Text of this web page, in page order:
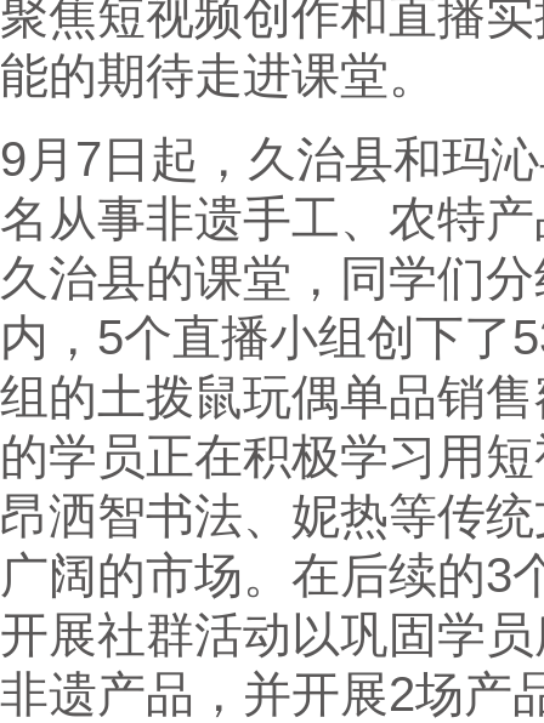
聚焦短视频创作和直播
能的期待走进课堂。
9月7日起，久治县和玛
名从事非遗手工、农特
久治县的课堂，同学们
内，5个直播小组创下了
组的土拨鼠玩偶单品销
的学员正在积极学习用
昂洒智书法、妮热等传
广阔的市场。在后续的3
开展社群活动以巩固学
非遗产品，并开展2场产